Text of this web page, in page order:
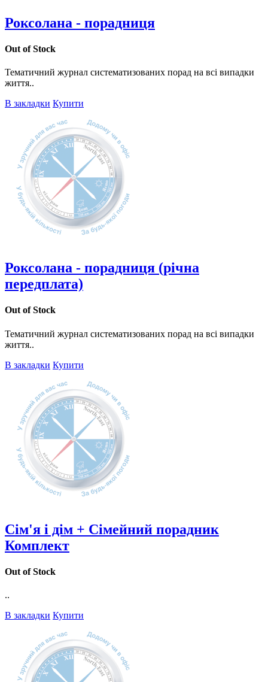
Роксолана - порадниця
Out of Stock
Тематичний журнал систематизованих порад на всі випадки
життя..
В закладки Купити
Роксолана - порадниця (річна
передплата)
Out of Stock
Тематичний журнал систематизованих порад на всі випадки
життя..
В закладки Купити
Сім'я і дім + Сімейний порадник
Комплект
Out of Stock
..
В закладки Купити